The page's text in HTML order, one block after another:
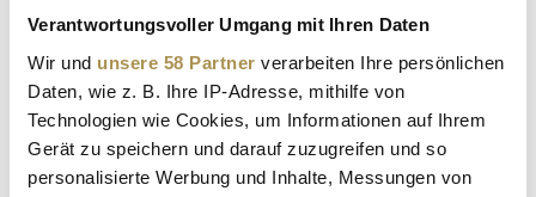
Verantwortungsvoller Umgang mit Ihren Daten
Wir und unsere 58 Partner verarbeiten Ihre persönlichen
Daten, wie z. B. Ihre IP-Adresse, mithilfe von
Technologien wie Cookies, um Informationen auf Ihrem
Gerät zu speichern und darauf zuzugreifen und so
personalisierte Werbung und Inhalte, Messungen von